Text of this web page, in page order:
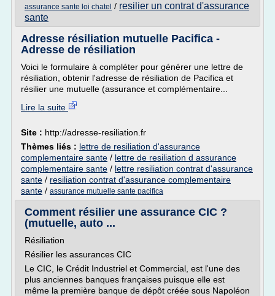
assurance sante loi chatel / resilier un contrat d'assurance
sante
Adresse résiliation mutuelle Pacifica -
Adresse de résiliation
Voici le formulaire à compléter pour générer une lettre de
résiliation, obtenir l'adresse de résiliation de Pacifica et
résilier une mutuelle (assurance et complémentaire...
Lire la suite
Site : http://adresse-resiliation.fr
Thèmes liés : lettre de resiliation d'assurance
complementaire sante / lettre de resiliation d assurance
complementaire sante / lettre resiliation contrat d'assurance
sante / resiliation contrat d'assurance complementaire
sante / assurance mutuelle sante pacifica
Comment résilier une assurance CIC ?
(mutuelle, auto ...
Résiliation
Résilier les assurances CIC
Le CIC, le Crédit Industriel et Commercial, est l'une des
plus anciennes banques françaises puisque elle est
même la première banque de dépôt créée sous Napoléon